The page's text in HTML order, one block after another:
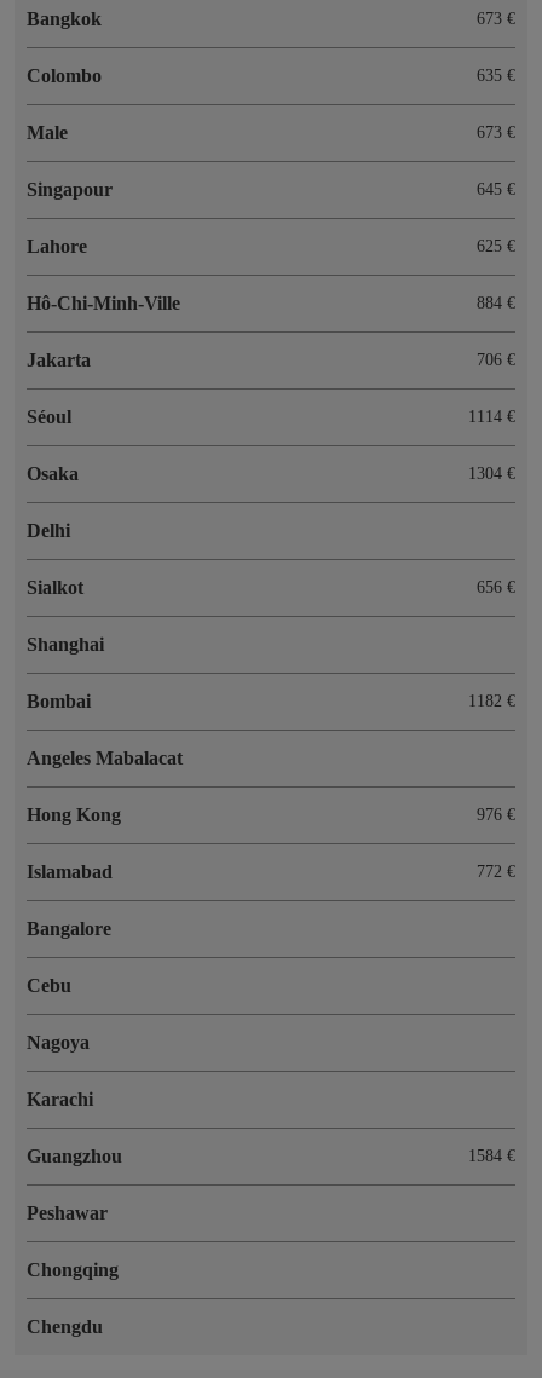
Bangkok 673 €
Colombo 635 €
Male 673 €
Singapour 645 €
Lahore 625 €
Hô-Chi-Minh-Ville 884 €
Jakarta 706 €
Séoul 1114 €
Osaka 1304 €
Delhi
Sialkot 656 €
Shanghai
Bombai 1182 €
Angeles Mabalacat
Hong Kong 976 €
Islamabad 772 €
Bangalore
Cebu
Nagoya
Karachi
Guangzhou 1584 €
Peshawar
Chongqing
Chengdu